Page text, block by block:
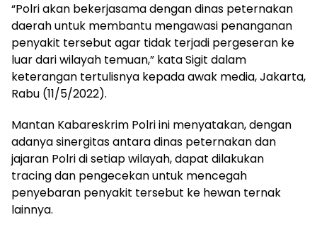
“Polri akan bekerjasama dengan dinas peternakan
daerah untuk membantu mengawasi penanganan
penyakit tersebut agar tidak terjadi pergeseran ke
luar dari wilayah temuan,” kata Sigit dalam
keterangan tertulisnya kepada awak media, Jakarta,
Rabu (11/5/2022).
Mantan Kabareskrim Polri ini menyatakan, dengan
adanya sinergitas antara dinas peternakan dan
jajaran Polri di setiap wilayah, dapat dilakukan
tracing dan pengecekan untuk mencegah
penyebaran penyakit tersebut ke hewan ternak
lainnya.